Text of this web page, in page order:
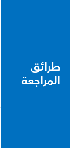
طرائق
المراجعة